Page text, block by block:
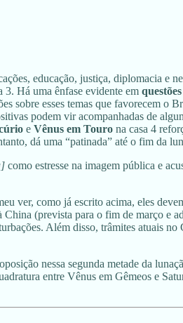
educação, justiça, diplomacia e
3. Há uma ênfase evidente em
sobre esses temas que favorecem o
podem vir acompanhadas de
e Vênus em Touro na casa 4
dá uma “patinada” até o fim da
como estresse na imagem pública e
ver, como já escrito acima, eles
(prevista para o fim de março e
Além disso, trâmites atuais
nessa segunda metade da
entre Vênus em Gêmeos e